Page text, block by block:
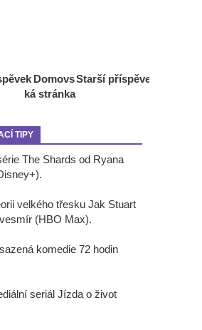
Starší příspěvek
Domovs
ká stránka
TIPY
The Shards od Ryana
velkého třesku Jak Stuart
(HBO Max).
komedie 72 hodin
seriál Jízda o život